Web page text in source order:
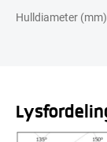
Hulldiameter (mm)